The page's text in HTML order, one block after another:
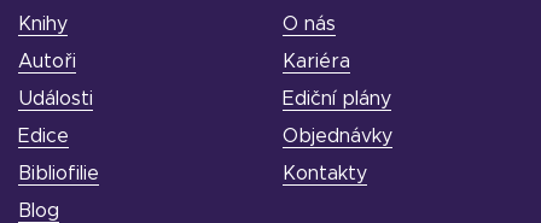
Knihy
Autoři
Události
Edice
Bibliofilie
Blog
O nás
Kariéra
Ediční plány
Objednávky
Kontakty